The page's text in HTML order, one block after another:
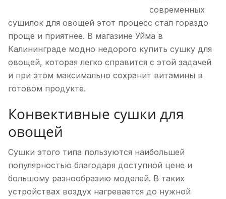
современных
сушилок для овощей этот процесс стал гораздо
проще и приятнее. В магазине Уйма в
Калининграде модно недорого купить сушку для
овощей, которая легко справится с этой задачей
и при этом максимально сохранит витамины в
готовом продукте.
Конвективные сушки для
овощей
Сушки этого типа пользуются наибольшей
популярностью благодаря доступной цене и
большому разнообразию моделей. В таких
устройствах воздух нагревается до нужной